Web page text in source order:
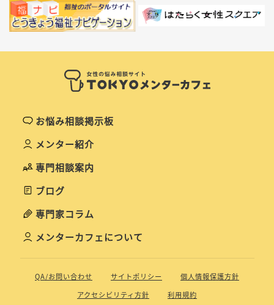
お悩み相談掲示板
メンター紹介
専門相談案内
ブログ
専門家コラム
メンターカフェについて
QA/お問い合わせ サイトポリシー
個人情報保護方針
アクセシビリティ方針
利用規約